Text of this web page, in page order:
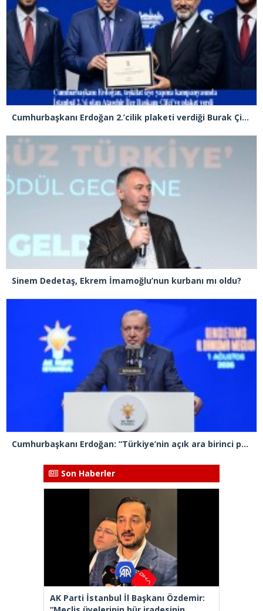
Cumhurbaşkanı Erdoğan 2.’cilik plaketi verdiği Burak Çifci’den Ataşehir seçimlerini kazanma sözünü aldı
Sinem Dedetaş, Ekrem İmamoğlu’nun kurbanı mı oldu?
Cumhurbaşkanı Erdoğan: “Türkiye’nin açık ara birinci partisiyiz”
Son Haberler
AK Parti İstanbul İl Başkanı Özdemir: